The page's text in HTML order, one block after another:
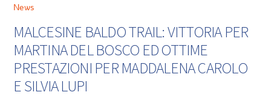
News
MALCESINE BALDO TRAIL: VITTORIA PER
MARTINA DEL BOSCO ED OTTIME
PRESTAZIONI PER MADDALENA CAROLO
E SILVIA LUPI